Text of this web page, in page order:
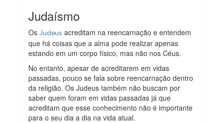
Judaísmo
OsJudeus acreditam na reencarnação e entendem
que há coisas que a alma pode realizar apenas
estando em um corpo físico, mas não nos Céus.
No entanto, apesar de acreditarem em vidas
passadas, pouco se fala sobre reencarnação dentro
da religião. Os Judeus também não buscam por
saber quem foram em vidas passadas já que
acreditam que esse conhecimento não é importante
para o seu dia a dia na vida atual.